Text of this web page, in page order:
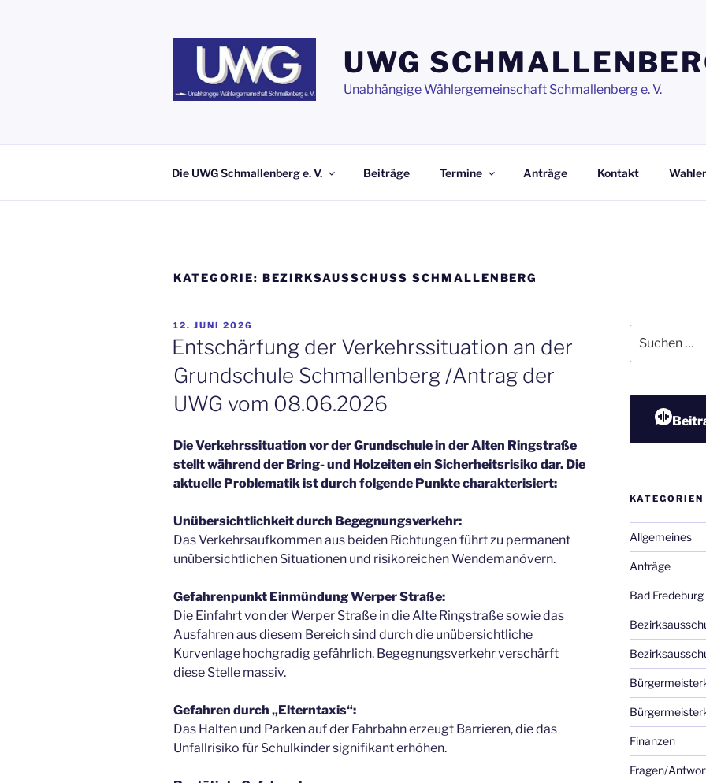
UWG
Unabhängige Wählergemeinschaft Schmallenberg e. V.
Die UWG Schmallenberg e. V. Beiträge Termine Anträge Kontakt
KATEGORIE: BEZIRKSAUSSCHUSS SCHMALLENBERG
VERÖFFENTLICHT
AM
12. JUNI 2026
Entschärfung der Verkehrssituation an der
Grundschule Schmallenberg /Antrag der
UWG vom 08.06.2026
Die Verkehrssituation vor der Grundschule in der Alten Ringstraße
stellt während der Bring- und Holzeiten ein Sicherheitsrisiko dar. Die
aktuelle Problematik ist durch folgende Punkte charakterisiert:
Unübersichtlichkeit durch Begegnungsverkehr:
Das Verkehrsaufkommen aus beiden Richtungen führt zu permanent
unübersichtlichen Situationen und risikoreichen Wendemanövern.
Gefahrenpunkt Einmündung Werper Straße:
Die Einfahrt von der Werper Straße in die Alte Ringstraße sowie das
Ausfahren aus diesem Bereich sind durch die unübersichtliche
Kurvenlage hochgradig gefährlich. Begegnungsverkehr verschärft
diese Stelle massiv.
Gefahren durch „Elterntaxis“:
Das Halten und Parken auf der Fahrbahn erzeugt Barrieren, die das
Unfallrisiko für Schulkinder signifikant erhöhen.
nach:
KATEGORIEN
Allgemeines
Anträge
Bad Fredeburg
Finanzen
Fragen/